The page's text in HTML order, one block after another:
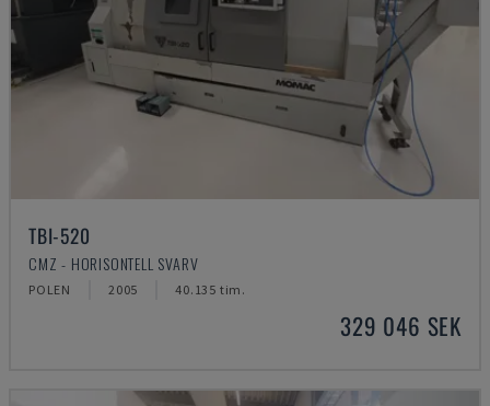
TBI-520
CMZ - HORISONTELL SVARV
POLEN 2005 40.135 tim.
329 046 SEK